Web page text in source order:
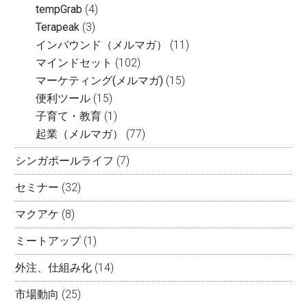
tempGrab (4)
Terapeak (3)
インバウンド（メルマガ）
(11)
マインドセット (102)
マーケティング(メルマガ) (15)
便利ツール (15)
子育て・教育 (1)
起業（メルマガ）
(77)
シンガポールライフ (7)
セミナー (32)
マクアケ (8)
ミートアップ(1)
外注、仕組み化 (14)
市場動向 (25)